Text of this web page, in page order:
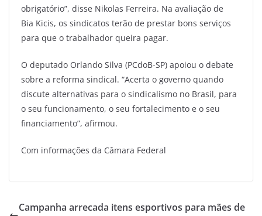
obrigatório”, disse Nikolas Ferreira. Na avaliação de
Bia Kicis, os sindicatos terão de prestar bons serviços
para que o trabalhador queira pagar.
O deputado Orlando Silva (PCdoB-SP) apoiou o debate
sobre a reforma sindical. “Acerta o governo quando
discute alternativas para o sindicalismo no Brasil, para
o seu funcionamento, o seu fortalecimento e o seu
financiamento”, afirmou.
Com informações da Câmara Federal
Campanha arrecada itens esportivos para mães de